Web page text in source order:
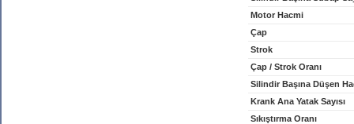
Motor Hacmi
Çap
Strok
Çap / Strok Oranı
Silindir Başına Düşen
Krank Ana Yatak Sayısı
Sıkıştırma Oranı